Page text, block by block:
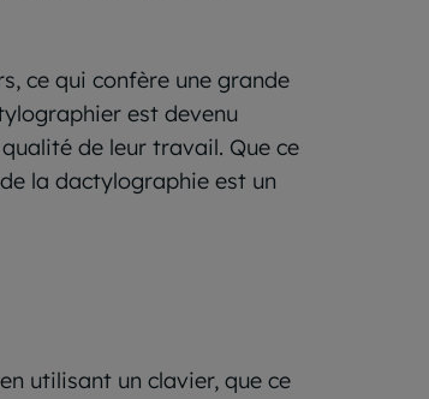
ce qui confère une grande
est devenu
de leur travail. Que ce
la dactylographie est un
utilisant un clavier, que ce